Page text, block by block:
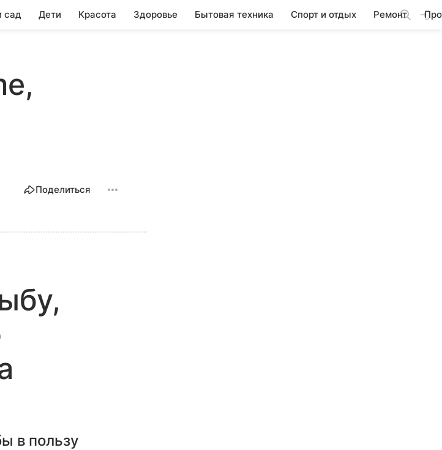
сад Дети Красота Здоровье Бытовая техника Спорт и отдых Ремонт
Поделиться
в пользу